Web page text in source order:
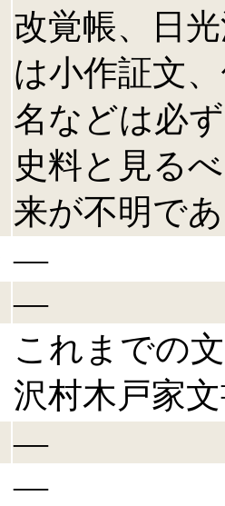
改覚帳、日
は小作証文
名などは必
史料と見る
来が不明で
―
―
これまでの
沢村木戸家
―
―